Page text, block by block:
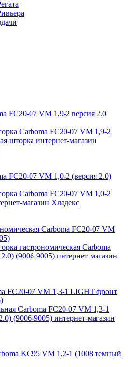
FC20-07 VM 1,9-2 версия 2.0
FC20-07 VM 1,0-2 (версия 2.0)
Carboma FC20-07 VM
FC20-07 VM 1,3-1 LIGHT фронт
KC95 VM 1,2-1 (1008 темный